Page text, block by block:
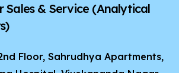
& Service (Analytical
Floor, Sahrudhya Apartments,